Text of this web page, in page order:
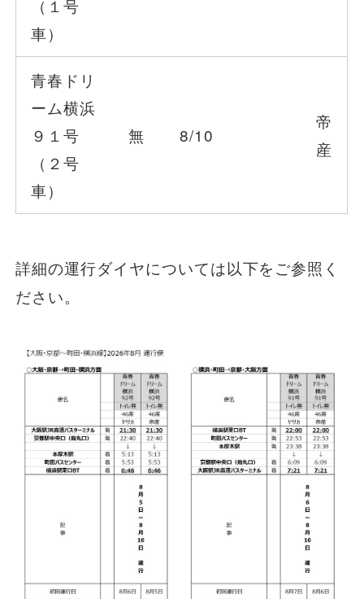
（１号
車）
青春ドリ
ーム横浜
９１号
（２号
車）
無 8/10
帝
産
詳細の運行ダイヤについては以下をご参照く
ださい。